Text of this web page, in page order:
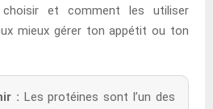
choisir et comment les utiliser
mieux gérer ton appétit ou ton
: Les protéines sont l’un des